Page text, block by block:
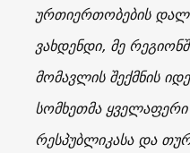
ურთიერთობების
ვახდენდი, მე
მომავლის შექმნის
სომხეთმა
რესპუბლიკასა და